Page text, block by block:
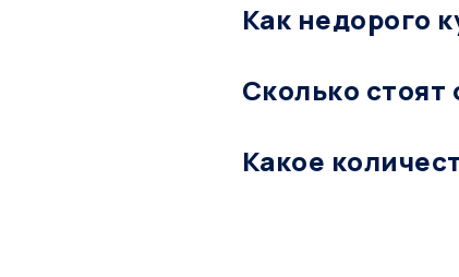
Как недорого
Сколько
Какое